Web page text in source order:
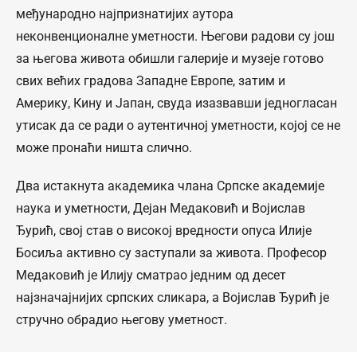
међународно најпризнатијих аутора
неконвенционалне уметности. Његови радови су још
за његова живота обишли галерије и музеје готово
свих већих градова Западне Европе, затим и
Америку, Кину и Јапан, свуда изазвавши једногласан
утисак да се ради о аутентичној уметности, којој се не
може пронаћи ништа слично.
Два истакнута академика члана Српске академије
наука и уметности, Дејан Медаковић и Војислав
Ђурић, свој став о високој вредности опуса Илије
Босиља активно су заступали за живота. Професор
Медаковић је Илију сматрао једним од десет
најзначајнијих српских сликара, а Војислав Ђурић је
стручно обрадио његову уметност.